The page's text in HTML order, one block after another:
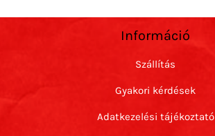
Információ
Szállítás
Gyakori kérdések
Adatkezelési tájékoztató